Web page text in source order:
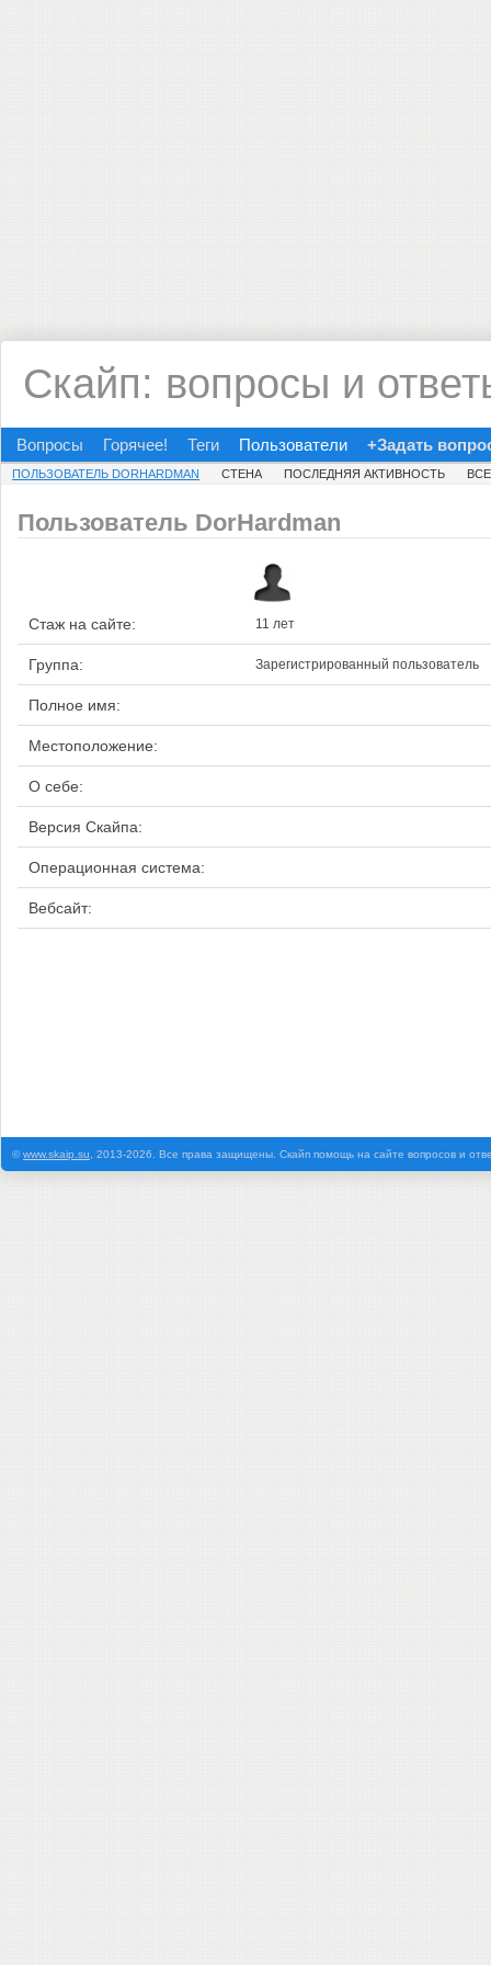
Скайп: вопросы и
Вопросы Горячее! Теги Пользователи +Задать
ПОЛЬЗОВАТЕЛЬ DORHARDMAN СТЕНА ПОСЛЕДНЯЯ АКТИВНОСТЬ
Пользователь DorHardman
Стаж на сайте: 11 лет
Группа: Зарегистрированный пользователь
Полное имя:
Местоположение:
О себе:
Версия Скайпа:
Операционная система:
Вебсайт:
©www.skaip.su , 2013-2026. Все права защищены. Скайп помощь на сайте вопросов и